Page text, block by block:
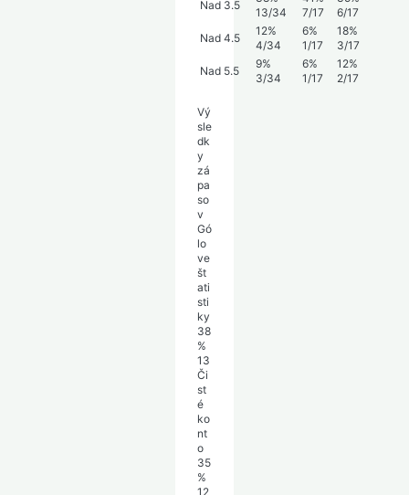
Nad 3.5
13/34
7/17
6/17
Nad 4.5
12%
4/34
6%
1/17
18%
3/17
Nad 5.5
9%
3/34
6%
1/17
12%
2/17
Vý
sle
dk
y
zá
pa
so
v
Gó
lo
ve
št
ati
sti
ky
38
%
13
Či
st
é
ko
nt
o
35
%
12